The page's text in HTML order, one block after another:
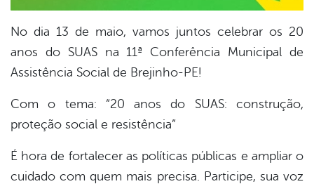
No dia 13 de maio, vamos juntos celebrar os 20
anos do SUAS na 11ª Conferência Municipal de
Assistência Social de Brejinho-PE!
Com o tema: “20 anos do SUAS: construção,
proteção social e resistência”
É hora de fortalecer as políticas públicas e ampliar o
cuidado com quem mais precisa. Participe, sua voz